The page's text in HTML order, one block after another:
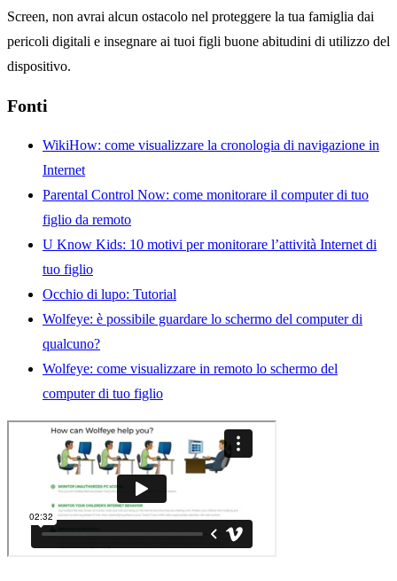
Screen, non avrai alcun ostacolo nel proteggere la tua famiglia dai
pericoli digitali e insegnare ai tuoi figli buone abitudini di utilizzo del
dispositivo.
Fonti
WikiHow: come visualizzare la cronologia di navigazione in
Internet
Parental Control Now: come monitorare il computer di tuo
figlio da remoto
U Know Kids: 10 motivi per monitorare l’attività Internet di
tuo figlio
Occhio di lupo: Tutorial
Wolfeye: è possibile guardare lo schermo del computer di
qualcuno?
Wolfeye: come visualizzare in remoto lo schermo del
computer di tuo figlio